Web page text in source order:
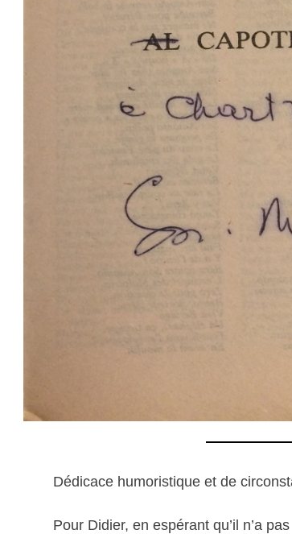
Dédicace humoristique et de
Pour Didier, en espérant qu’il n’a pas